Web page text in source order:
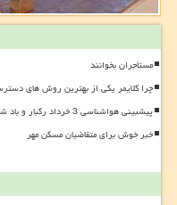
مستأجران بخوانند
چرا کلایمر یکی از بهترین روش های
پیشبینی هواشناسی 3 خرداد رگبار و باد شدید تا روز سه شنبه ادامه دارد
خبر خوش برای متقاضیان مسکن مهر